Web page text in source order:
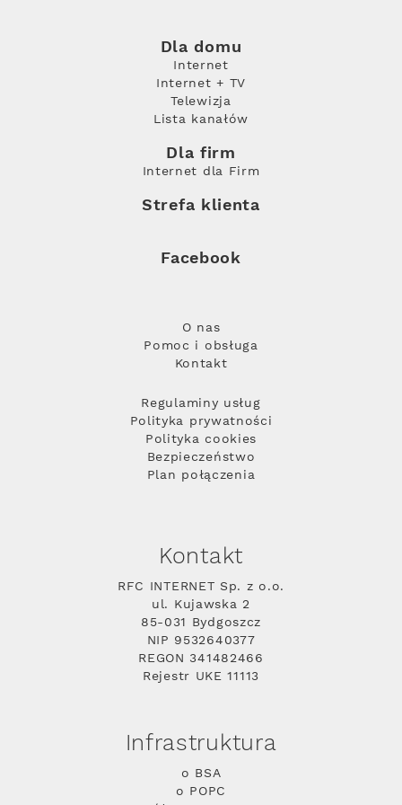
Dla domu
Internet
Internet + TV
Telewizja
Lista kanałów
Dla firm
Internet dla Firm
Strefa klienta
Facebook
O nas
Pomoc i obsługa
Kontakt
Regulaminy usług
Polityka prywatności
Polityka cookies
Bezpieczeństwo
Plan połączenia
Kontakt
RFC INTERNET Sp. z o.o.
ul. Kujawska 2
85-031 Bydgoszcz
NIP 9532640377
REGON 341482466
Rejestr UKE 11113
Infrastruktura
o BSA
o POPC